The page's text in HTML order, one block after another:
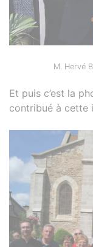
M. Hervé
Et puis c’est la
contribué à cette